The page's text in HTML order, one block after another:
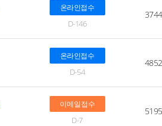
온라인접수
D-146
온라인접수
D-54
이메일접수
D-7